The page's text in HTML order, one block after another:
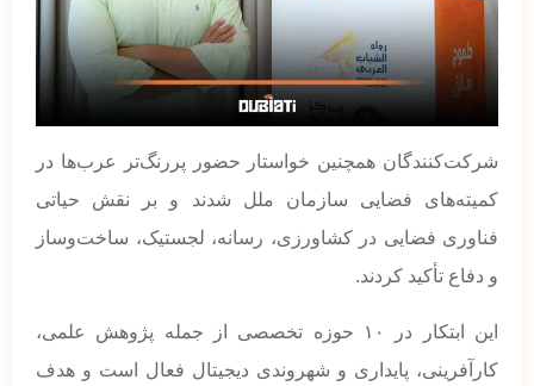
شرکت‌کنندگان همچنین خواستار حضور پررنگ‌تر عرب‌ها در
کمیته‌های فضایی سازمان ملل شدند و بر نقش حیاتی
فناوری فضایی در کشاورزی، رسانه، لجستیک، ساخت‌وساز
و دفاع تأکید کردند.
این ابتکار در ۱۰ حوزه تخصصی از جمله پژوهش علمی،
کارآفرینی، پایداری و شهروندی دیجیتال فعال است و هدف